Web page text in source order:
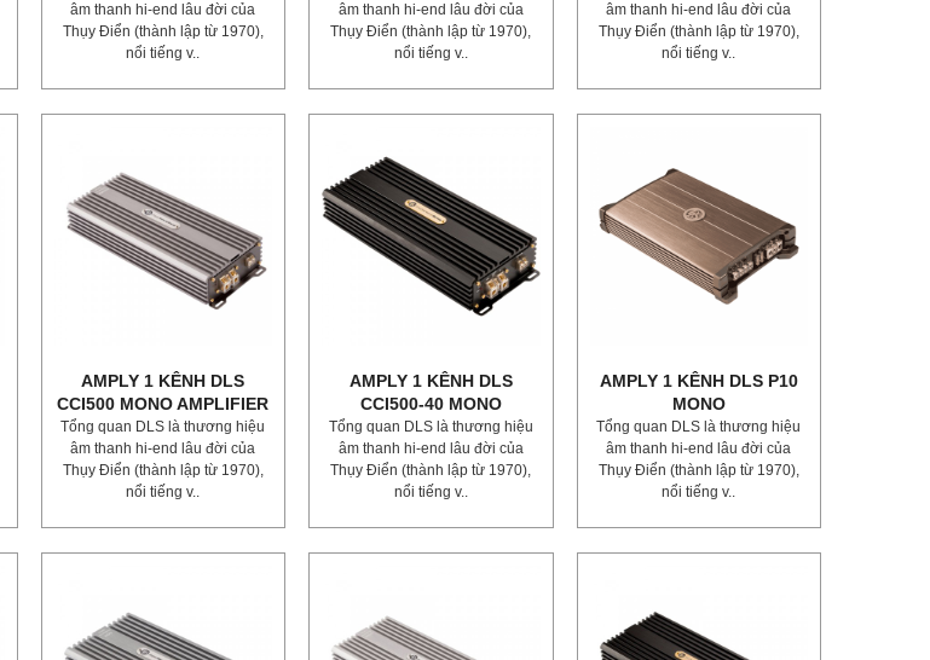
âm thanh hi-end lâu đời của
Thụy Điển (thành lập từ 1970),
nổi tiếng v..
âm thanh hi-end lâu đời của
Thụy Điển (thành lập từ 1970),
nổi tiếng v..
âm thanh hi-end lâu đời của
Thụy Điển (thành lập từ 1970),
nổi tiếng v..
AMPLY 1 KÊNH DLS
CCI500 MONO AMPLIFIER
Tổng quan DLS là thương hiệu
âm thanh hi-end lâu đời của
Thụy Điển (thành lập từ 1970),
nổi tiếng v..
AMPLY 1 KÊNH DLS
CCI500-40 MONO
Tổng quan DLS là thương hiệu
âm thanh hi-end lâu đời của
Thụy Điển (thành lập từ 1970),
nổi tiếng v..
AMPLY 1 KÊNH DLS P10
MONO
Tổng quan DLS là thương hiệu
âm thanh hi-end lâu đời của
Thụy Điển (thành lập từ 1970),
nổi tiếng v..